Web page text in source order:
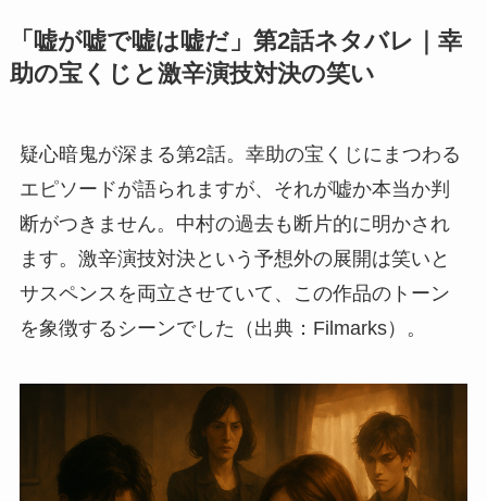
「嘘が嘘で嘘は嘘だ」第2話ネタバレ｜幸
助の宝くじと激辛演技対決の笑い
疑心暗鬼が深まる第2話。幸助の宝くじにまつわる
エピソードが語られますが、それが嘘か本当か判
断がつきません。中村の過去も断片的に明かされ
ます。激辛演技対決という予想外の展開は笑いと
サスペンスを両立させていて、この作品のトーン
を象徴するシーンでした（出典：Filmarks）。